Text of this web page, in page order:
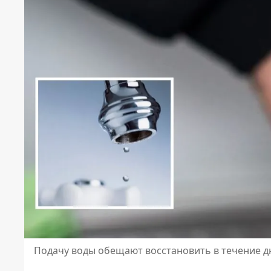
Подачу воды обещают восстановить в течение